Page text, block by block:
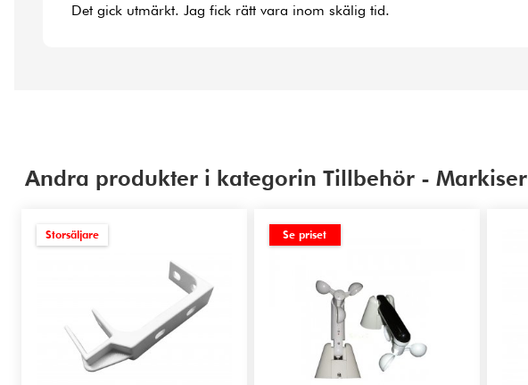
Det gick utmärkt. Jag fick rätt vara inom skälig tid.
Andra produkter i kategorin Tillbehör - Markiser
Storsäljare Se priset